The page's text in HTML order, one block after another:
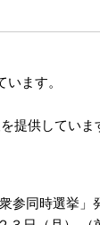
います。
提供していま
参同時選挙」